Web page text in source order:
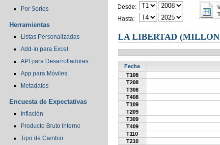
Por Series
Herramientas
Listas Personalizadas
Add-In para Excel
API para Desarrolladores
App para Móviles
Metadatos
Encuesta de Expectativas
Inflación
Producto Bruto Interno
Tipo de Cambio
Desde:
Hasta:
LA LIBERTAD
Fecha
T108
T208
T308
T408
T109
T209
T309
T409
T110
T210